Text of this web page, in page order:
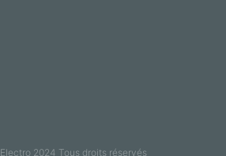
2024 Tous droits réservés